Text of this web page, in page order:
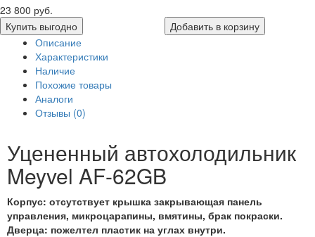
23 800 руб.
Купить выгодно
Добавить в корзину
Описание
Характеристики
Наличие
Похожие товары
Аналоги
Отзывы (0)
Уцененный автохолодильник
Meyvel AF-62GB
Корпус: отсутствует крышка закрывающая панель
управления, микроцарапины, вмятины, брак покраски.
Дверца: пожелтел пластик на углах внутри.